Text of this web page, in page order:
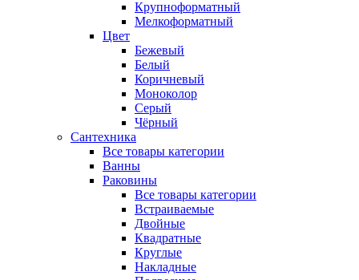
Крупноформатный
Мелкоформатный
Цвет
Бежевый
Белый
Коричневый
Моноколор
Серый
Чёрный
Сантехника
Все товары категории
Ванны
Раковины
Все товары категории
Встраиваемые
Двойные
Квадратные
Круглые
Накладные